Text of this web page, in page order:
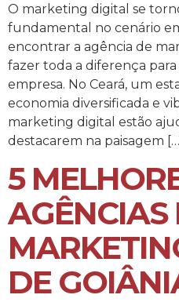
O marketing digital se
fundamental no cenário
encontrar a agência de
fazer toda a diferença para
empresa. No Ceará, um
economia diversificada e
marketing digital estão
destacarem na paisagem
5
AGÊNCIAS
DE